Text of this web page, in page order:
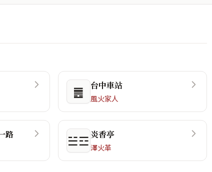
䷌ 台中車站
風火家人
路 ☱☲ 炎香亭
澤火革